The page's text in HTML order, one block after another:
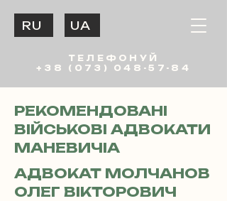
ТЕЛЕФОНУЙ
+38 (073) 048-57-84
UA
RU
РЕКОМЕНДОВАНІ
ВІЙСЬКОВІ АДВОКАТИ
МАНЕВИЧІА
АДВОКАТ МОЛЧАНОВ
ОЛЕГ ВІКТОРОВИЧ